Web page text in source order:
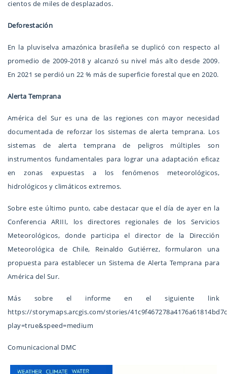
cientos de miles de desplazados.
Deforestación
En la pluviselva amazónica brasileña se duplicó con respecto al
promedio de 2009-2018 y alcanzó su nivel más alto desde 2009.
En 2021 se perdió un 22 % más de superficie forestal que en 2020.
Alerta Temprana
América del Sur es una de las regiones con mayor necesidad
documentada de reforzar los sistemas de alerta temprana. Los
sistemas de alerta temprana de peligros múltiples son
instrumentos fundamentales para lograr una adaptación eficaz
en zonas expuestas a los fenómenos meteorológicos,
hidrológicos y climáticos extremos.
Sobre este último punto, cabe destacar que el día de ayer en la
Conferencia ARIII, los directores regionales de los Servicios
Meteorológicos, donde participa el director de la Dirección
Meteorológica de Chile, Reinaldo Gutiérrez, formularon una
propuesta para establecer un Sistema de Alerta Temprana para
América del Sur.
Más sobre el informe en el siguiente link
https://storymaps.arcgis.com/stories/
play=true&speed=medium
Comunicacional DMC